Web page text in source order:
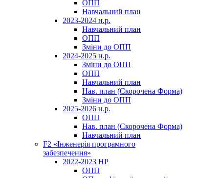
ОПП
Навчальний план
2023-2024 н.р.
Навчальний план
ОПП
Зміни до ОПП
2024-2025 н.р.
Зміни до ОПП
ОПП
Навчальний план
Нав. план (Скорочена Форма)
Зміни до ОПП
2025-2026 н.р.
ОПП
Нав. план (Скорочена Форма)
Навчальний план
F2 «Інженерія програмного
забезпечення»
2022-2023 НР
ОПП